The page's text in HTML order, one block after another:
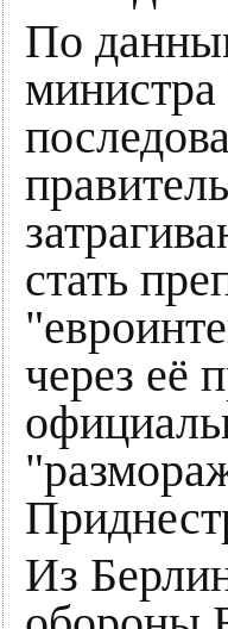
По
стать
через её
Из